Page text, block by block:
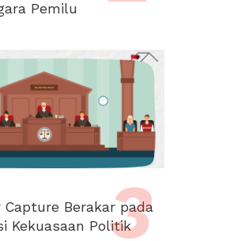
Pemilu
Capture Berakar pada
Kekuasaan Politik